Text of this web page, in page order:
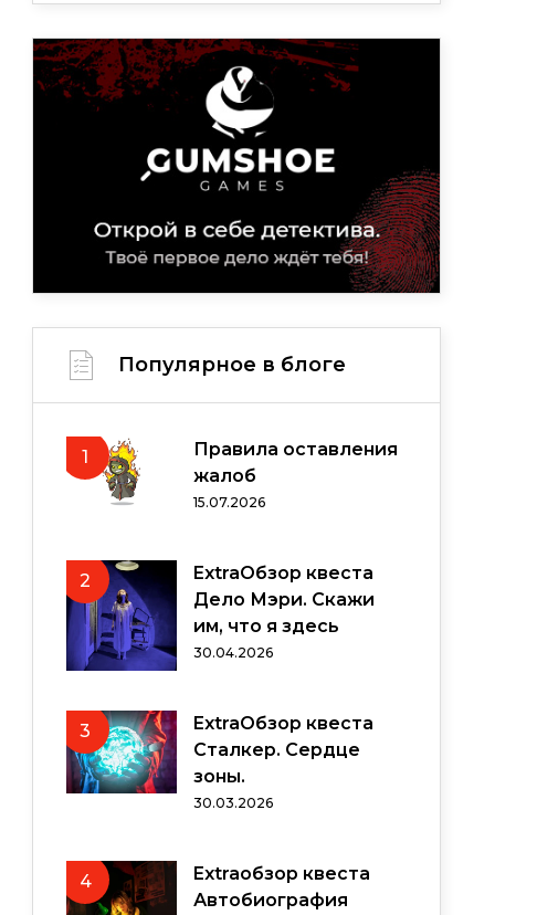
Популярное в блоге
1
Правила оставления
жалоб
15.07.2026
2
ExtraОбзор квеста
Дело Мэри. Скажи
им, что я здесь
30.04.2026
3
ExtraОбзор квеста
Сталкер. Сердце
зоны.
30.03.2026
4
Extraобзор квеста
Автобиография